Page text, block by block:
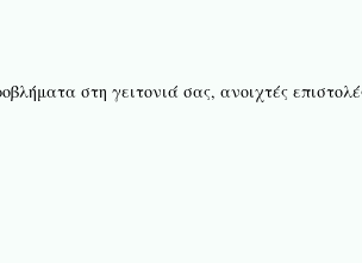
στη γειτονιά σας, ανοιχτές